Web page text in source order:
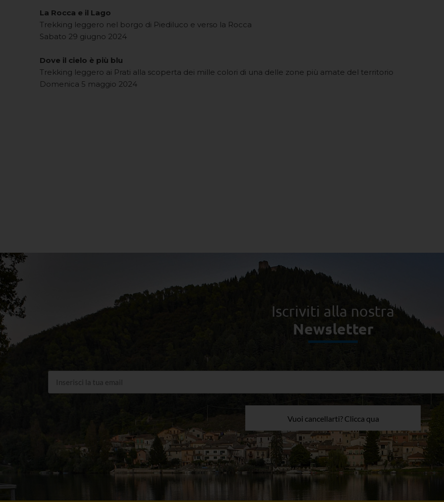
La Rocca e il Lago
Trekking leggero nel borgo di Piediluco e verso la Rocca
Sabato 29 giugno 2024
Dove il cielo è più blu
Trekking leggero ai Prati alla scoperta dei mille colori di una delle zone più amate del territorio
Domenica 5 maggio 2024
Iscriviti alla nostra
Newsletter
Vuoi cancellarti? Clicca qua